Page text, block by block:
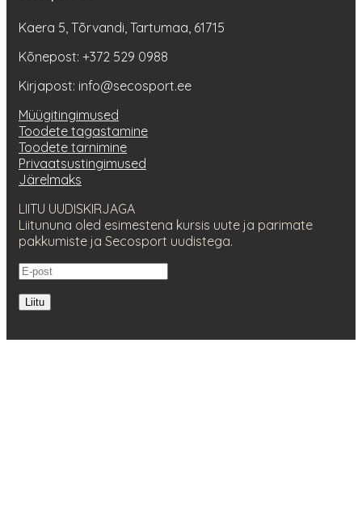
Kaera 5, Tõrvandi, Tartumaa, 61715
Kõnepost: +372 529 0988
Kirjapost: info@secosport.ee
Müügitingimused
Toodete tagastamine
Toodete tarnimine
Privaatsustingimused
Järelmaks
LIITU UUDISKIRJAGA
Liitununa oled esimestena kursis uute ja parimate
pakkumiste ja Secosport uudistega.
Liitu